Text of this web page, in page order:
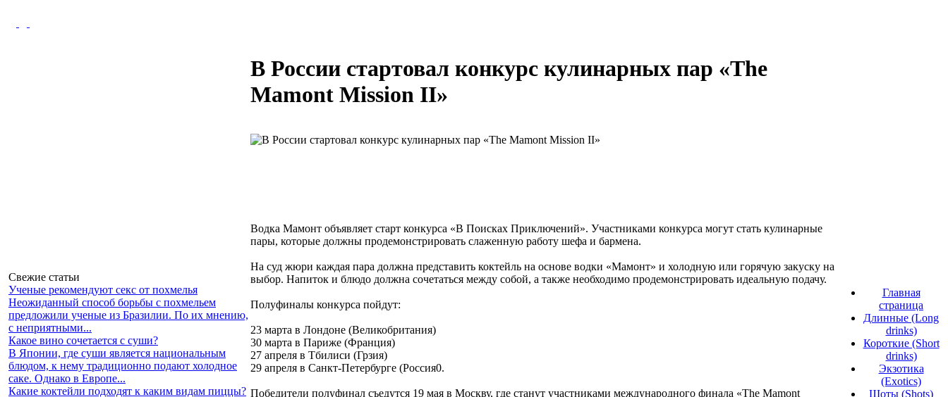
Свежие статьи
Ученые рекомендуют секс от похмелья
Неожиданный способ борьбы с похмельем
предложили ученые из Бразилии. По их мнению,
с неприятными...
Какое вино сочетается с суши?
В Японии, где суши является национальным
блюдом, к нему традиционно подают холодное
саке. Однако в Европе...
Какие коктейли подходят к каким видам пиццы?
В России стартовал конкурс кулинарных пар «The
Mamont Mission II»
Водка Мамонт объявляет старт конкурса «В Поисках Приключений». Участниками конкурса могут стать кулинарные
пары, которые должны продемонстрировать слаженную работу шефа и бармена.
На суд жюри каждая пара должна представить коктейль на основе водки «Мамонт» и холодную или горячую закуску на
выбор. Напиток и блюдо должна сочетаться между собой, а также необходимо продемонстрировать идеальную подачу.
Полуфиналы конкурса пойдут:
23 марта в Лондоне (Великобритания)
30 марта в Париже (Франция)
27 апреля в Тбилиси (Грзия)
29 апреля в Санкт-Петербурге (Россия0.
Победители полуфинал съедутся 19 мая в Москву, где станут участниками международного финала «The Mamont
Главная
страница
Длинные (Long
drinks)
Короткие (Short
drinks)
Экзотика
(Exotics)
Шоты (Shots)